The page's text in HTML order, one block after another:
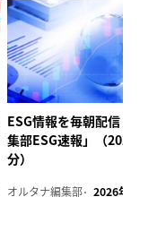
ESG情報を毎朝配信「オル
集部ESG速報」（2026年8
分）
オルタナ編集部 2026年8月7日